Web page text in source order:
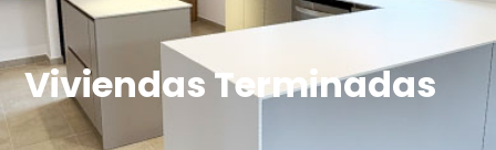
Viviendas Terminadas